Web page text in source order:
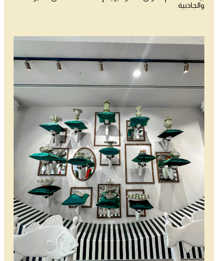
والجاذبية